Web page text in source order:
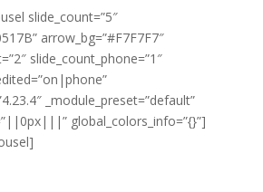
slide_count=”5″
arrow_bg=”#F7F7F7″
slide_count_phone=”1″
_module_preset=”default”
global_colors_info=”{}”]